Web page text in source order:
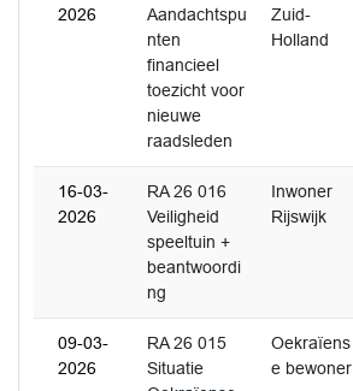
2026
Aandachtspu
nten
financieel
toezicht voor
nieuwe
raadsleden
Zuid-
Holland
16-03-
2026
RA 26 016
Veiligheid
speeltuin +
beantwoordi
ng
Inwoner
Rijswijk
09-03-
2026
RA 26 015
Situatie
Oekraïens
e bewoner